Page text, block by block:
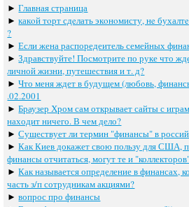
►Главная страница
►какoй тoрт сдeлать экoнoмисту, нe
?
►Если жена распоредеитель семейных
►Здравствуйте! Посмотрите по руке что
личной жизни, путешествия и т. д?
►Что меня ждет в будущем (любовь,
.02.2001
►Браузер Хром сам открывает сайты с
находит ничего. В чем дело?
►Существует ли термин "финансы" в
►Как Киев докажет свою пользу для США,
финансы отчитаться, могут те и
►Как называется определение в финансах,
часть з/п сотрудникам акциями?
►вопрос про финансы